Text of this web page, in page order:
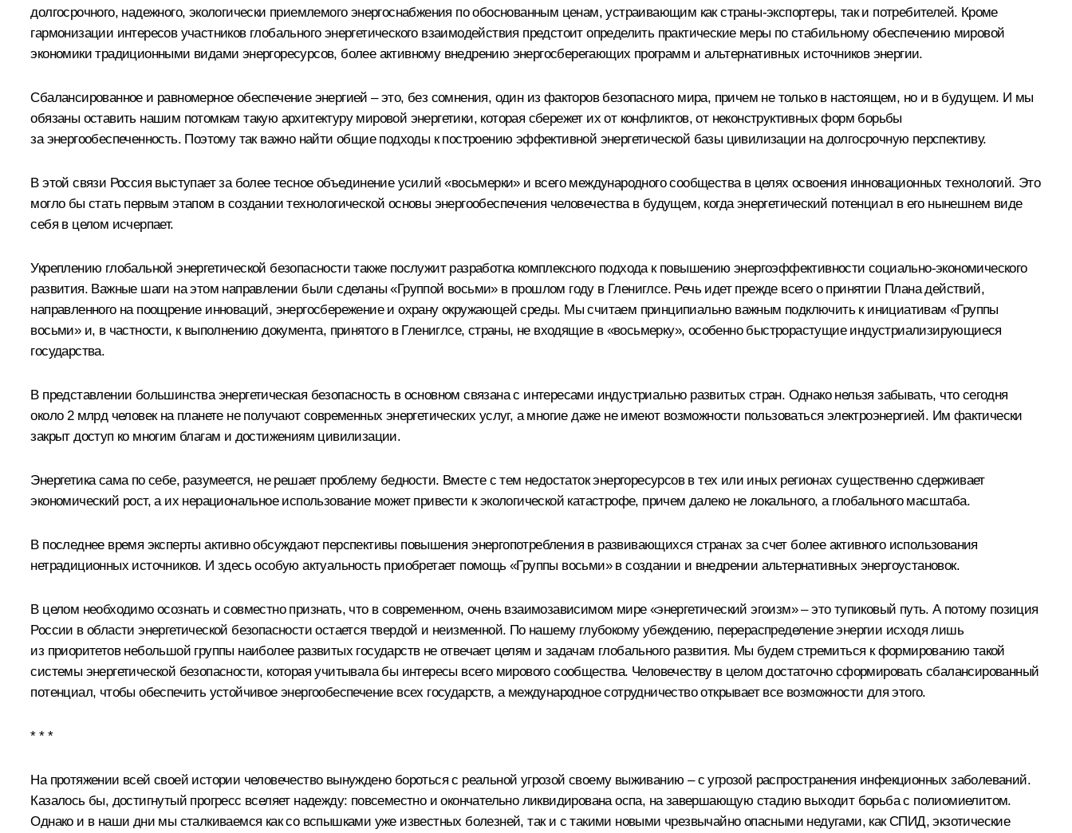
долгосрочного, надежного, экологически приемлемого энергоснабжения по обоснованным ценам, устраивающим как страны-экспортеры, так и потребителей. Кроме
гармонизации интересов участников глобального энергетического взаимодействия предстоит определить практические меры по стабильному обеспечению мировой
экономики традиционными видами энергоресурсов, более активному внедрению энергосберегающих программ и альтернативных источников энергии.
Сбалансированное и равномерное обеспечение энергией – это, без сомнения, один из факторов безопасного мира, причем не только в настоящем, но и в будущем. И мы
обязаны оставить нашим потомкам такую архитектуру мировой энергетики, которая сбережет их от конфликтов, от неконструктивных форм борьбы
за энергообеспеченность. Поэтому так важно найти общие подходы к построению эффективной энергетической базы цивилизации на долгосрочную перспективу.
В этой связи Россия выступает за более тесное объединение усилий «восьмерки» и всего международного сообщества в целях освоения инновационных технологий. Это
могло бы стать первым этапом в создании технологической основы энергообеспечения человечества в будущем, когда энергетический потенциал в его нынешнем виде
себя в целом исчерпает.
Укреплению глобальной энергетической безопасности также послужит разработка комплексного подхода к повышению энергоэффективности социально-экономического
развития. Важные шаги на этом направлении были сделаны «Группой восьми» в прошлом году в Глениглсе. Речь идет прежде всего о принятии Плана действий,
направленного на поощрение инноваций, энергосбережение и охрану окружающей среды. Мы считаем принципиально важным подключить к инициативам «Группы
восьми» и, в частности, к выполнению документа, принятого в Глениглсе, страны, не входящие в «восьмерку», особенно быстрорастущие индустриализирующиеся
государства.
В представлении большинства энергетическая безопасность в основном связана с интересами индустриально развитых стран. Однако нельзя забывать, что сегодня
около 2 млрд человек на планете не получают современных энергетических услуг, а многие даже не имеют возможности пользоваться электроэнергией. Им фактически
закрыт доступ ко многим благам и достижениям цивилизации.
Энергетика сама по себе, разумеется, не решает проблему бедности. Вместе с тем недостаток энергоресурсов в тех или иных регионах существенно сдерживает
экономический рост, а их нерациональное использование может привести к экологической катастрофе, причем далеко не локального, а глобального масштаба.
В последнее время эксперты активно обсуждают перспективы повышения энергопотребления в развивающихся странах за счет более активного использования
нетрадиционных источников. И здесь особую актуальность приобретает помощь «Группы восьми» в создании и внедрении альтернативных энергоустановок.
В целом необходимо осознать и совместно признать, что в современном, очень взаимозависимом мире «энергетический эгоизм» – это тупиковый путь. А потому позиция
России в области энергетической безопасности остается твердой и неизменной. По нашему глубокому убеждению, перераспределение энергии исходя лишь
из приоритетов небольшой группы наиболее развитых государств не отвечает целям и задачам глобального развития. Мы будем стремиться к формированию такой
системы энергетической безопасности, которая учитывала бы интересы всего мирового сообщества. Человечеству в целом достаточно сформировать сбалансированный
потенциал, чтобы обеспечить устойчивое энергообеспечение всех государств, а международное сотрудничество открывает все возможности для этого.
* * *
На протяжении всей своей истории человечество вынуждено бороться с реальной угрозой своему выживанию – с угрозой распространения инфекционных заболеваний.
Казалось бы, достигнутый прогресс вселяет надежду: повсеместно и окончательно ликвидирована оспа, на завершающую стадию выходит борьба с полиомиелитом.
Однако и в наши дни мы сталкиваемся как со вспышками уже известных болезней, так и с такими новыми чрезвычайно опасными недугами, как СПИД, экзотические